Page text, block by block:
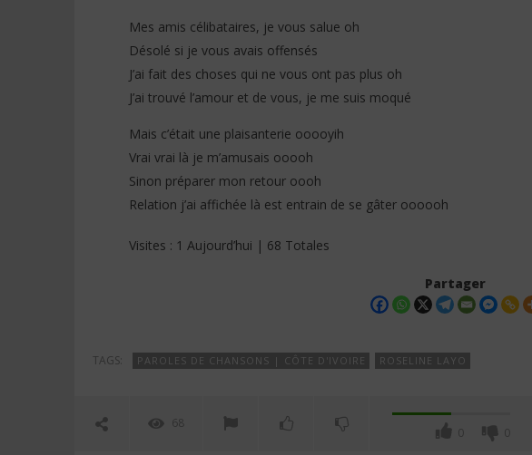
Mes amis célibataires, je vous salue oh
Désolé si je vous avais offensés
J’ai fait des choses qui ne vous ont pas plus oh
J’ai trouvé l’amour et de vous, je me suis moqué
Mais c’était une plaisanterie ooooyih
Vrai vrai là je m’amusais ooooh
Sinon préparer mon retour oooh
Relation j’ai affichée là est entrain de se gâter oooooh
Visites : 1 Aujourd’hui | 68 Totales
Partager
TAGS: PAROLES DE CHANSONS | CÔTE D'IVOIRE ROSELINE LAYO
68
0 0